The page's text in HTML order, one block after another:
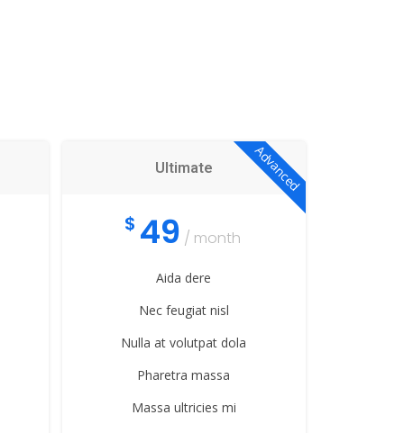
Advanced
Ultimate
$ 49 / month
Aida dere
Nec feugiat nisl
Nulla at volutpat dola
Pharetra massa
Massa ultricies mi